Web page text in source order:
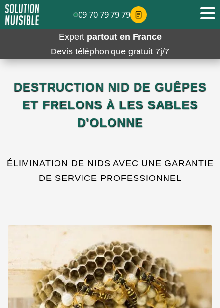
Expert partout en France
Devis téléphonique gratuit 7j/7
DESTRUCTION NID DE GUÊPES
ET FRELONS À LES SABLES
D'OLONNE
ÉLIMINATION DE NIDS AVEC UNE GARANTIE
DE SERVICE PROFESSIONNEL
09 70 79 79 79